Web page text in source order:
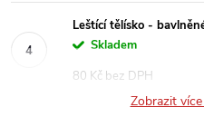
Leštící tělísko -
Skladem
80 Kč bez DPH
Zobrazit